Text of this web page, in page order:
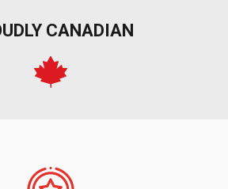
CANADIAN